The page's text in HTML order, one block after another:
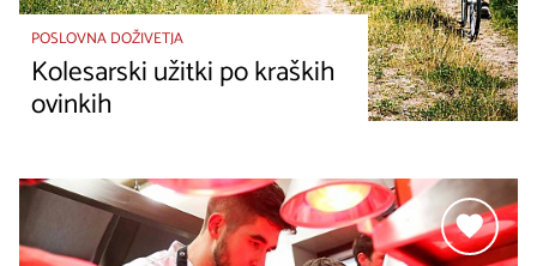
POSLOVNA DOŽIVETJA
Kolesarski užitki po kraških
ovinkih